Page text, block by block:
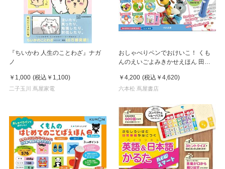
『ちいかわ 人生のことわざ』ナガ
ノ
￥1,000 (税込 ￥1,100)
二子玉川 蔦屋家電
おしゃべりペンでおけいこ！ くも
んのえいごよみきかせえほん 田島
￥4,200 (税込 ￥4,620)
六本松 蔦屋書店